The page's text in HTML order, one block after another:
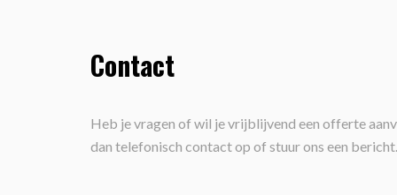
Contact
Heb je vragen of wil je vrijblijvend een offerte
dan telefonisch contact op of stuur ons een bericht.